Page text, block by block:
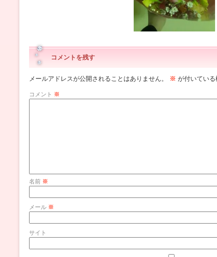
コメントを残す
メールアドレスが公開されることはありません。 ※ が付いてい
コメント ※
名前 ※
メール ※
サイト